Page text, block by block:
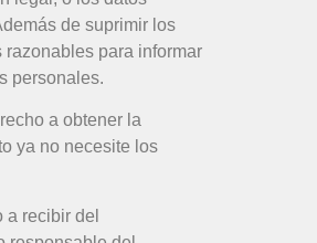
de suprimir los
para informar
personales.
a obtener la
ya no necesite los
recibir del